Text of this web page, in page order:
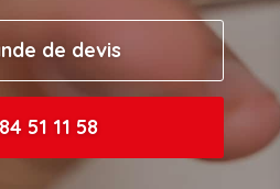
de devis
51 11 58